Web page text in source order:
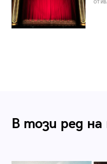
ОТ
В този ред на